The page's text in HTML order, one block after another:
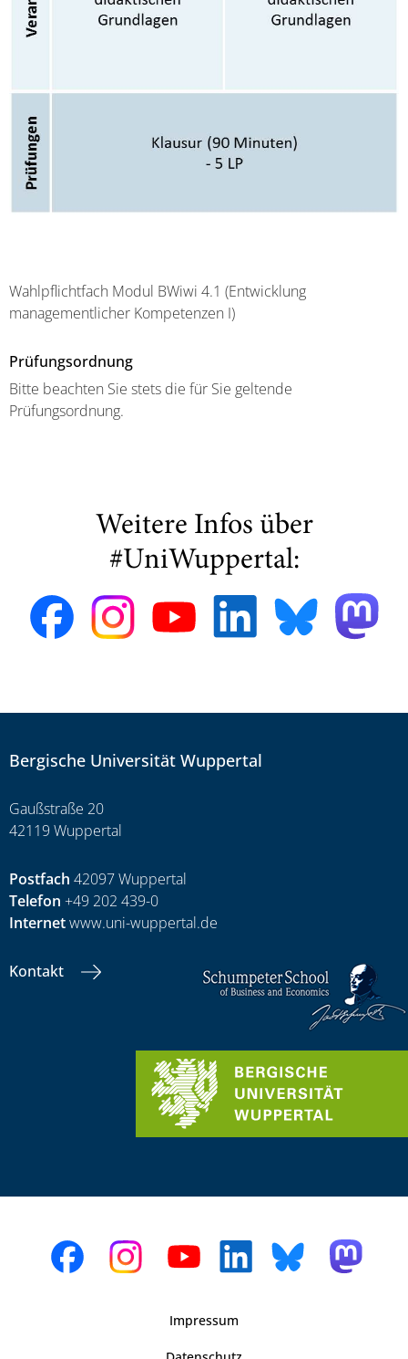
Wahlpflichtfach Modul BWiwi 4.1 (Entwicklung
managementlicher Kompetenzen I)
Prüfungsordnung
Bitte beachten Sie stets die für Sie geltende
Prüfungsordnung.
Weitere Infos über
#UniWuppertal:
Bergische Universität Wuppertal
Gaußstraße 20
42119 Wuppertal
Postfach 42097 Wuppertal
Telefon +49 202 439-0
Internetwww.uni-wuppertal.de
Kontakt
Impressum